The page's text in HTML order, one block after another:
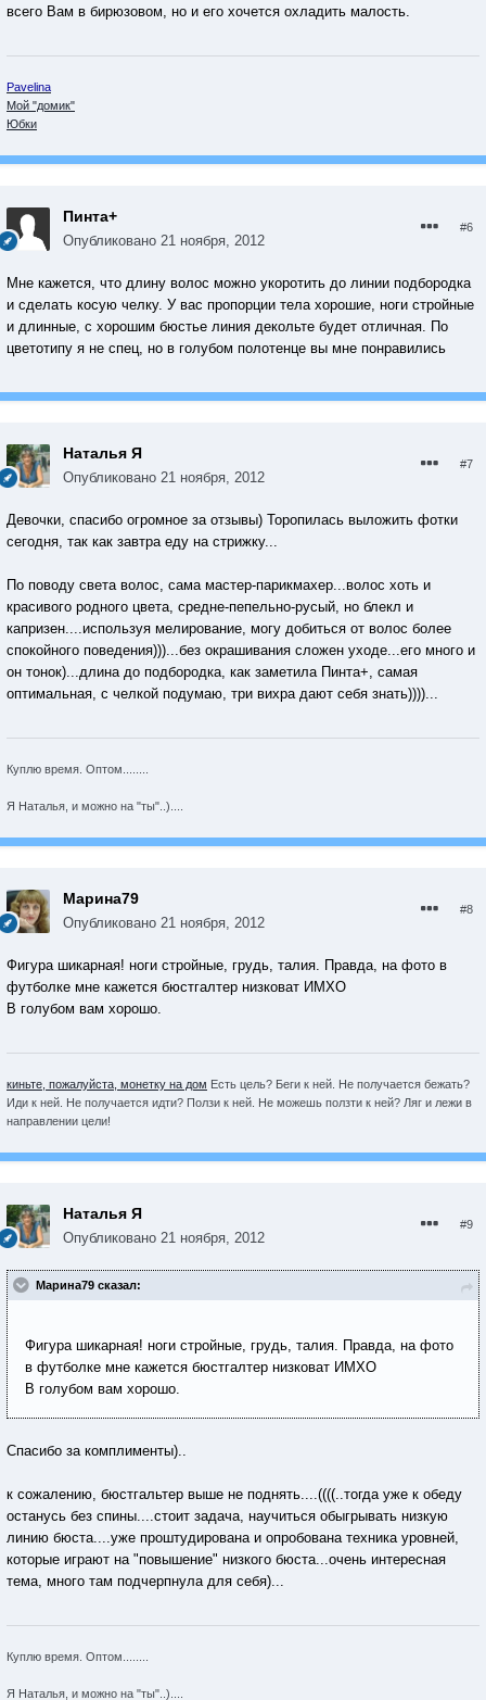
всего Вам в бирюзовом, но и его хочется охладить малость.
Pavelina
Мой "домик"
Юбки
Пинта+
Опубликовано 21 ноября, 2012
#6
Мне кажется, что длину волос можно укоротить до линии подбородка
и сделать косую челку. У вас пропорции тела хорошие, ноги стройные
и длинные, с хорошим бюстье линия декольте будет отличная. По
цветотипу я не спец, но в голубом полотенце вы мне понравились
Наталья Я
Опубликовано 21 ноября, 2012
#7
Девочки, спасибо огромное за отзывы) Торопилась выложить фотки
сегодня, так как завтра еду на стрижку...
По поводу света волос, сама мастер-парикмахер...волос хоть и
красивого родного цвета, средне-пепельно-русый, но блекл и
капризен....используя мелирование, могу добиться от волос более
спокойного поведения)))...без окрашивания сложен уходе...его много и
он тонок)...длина до подбородка, как заметила Пинта+, самая
оптимальная, с челкой подумаю, три вихра дают себя знать))))...
Куплю время. Оптом........
Я Наталья, и можно на "ты"..)....
Марина79
Опубликовано 21 ноября, 2012
#8
Фигура шикарная! ноги стройные, грудь, талия. Правда, на фото в
футболке мне кажется бюстгалтер низковат ИМХО
В голубом вам хорошо.
киньте, пожалуйста, монетку на дом Есть цель? Беги к ней. Не получается бежать?
Иди к ней. Не получается идти? Ползи к ней. Не можешь ползти к ней? Ляг и лежи в
направлении цели!
Наталья Я
Опубликовано 21 ноября, 2012
#9
Марина79 сказал:
Фигура шикарная! ноги стройные, грудь, талия. Правда, на фото
в футболке мне кажется бюстгалтер низковат ИМХО
В голубом вам хорошо.
Спасибо за комплименты)..
к сожалению, бюстгальтер выше не поднять....((((..тогда уже к обеду
останусь без спины....стоит задача, научиться обыгрывать низкую
линию бюста....уже проштудирована и опробована техника уровней,
которые играют на "повышение" низкого бюста...очень интересная
тема, много там подчерпнула для себя)...
Куплю время. Оптом........
Я Наталья, и можно на "ты"..)....